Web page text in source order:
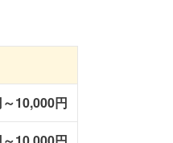
10,000円